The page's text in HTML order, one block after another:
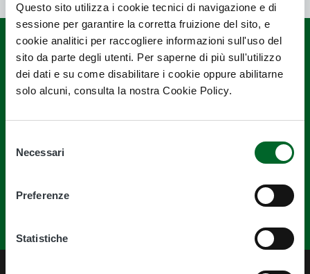
Questo sito utilizza i cookie tecnici di navigazione e di
sessione per garantire la corretta fruizione del sito, e
cookie analitici per raccogliere informazioni sull'uso del
sito da parte degli utenti. Per saperne di più sull'utilizzo
dei dati e su come disabilitare i cookie oppure abilitarne
solo alcuni, consulta la nostra Cookie Policy.
delNecessari
Preferenze
Statistiche
Quanto sono chiare le informazioni su